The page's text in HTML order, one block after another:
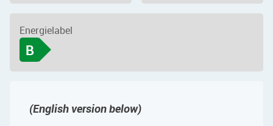
Energielabel
B
(English version below)